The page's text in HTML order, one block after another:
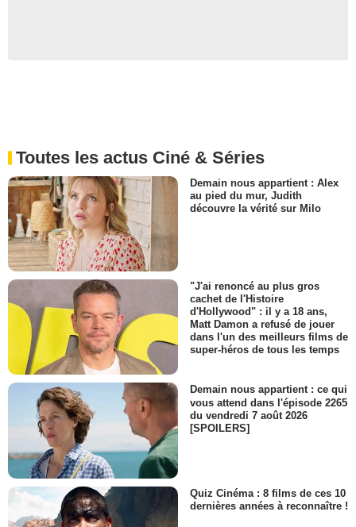
Toutes les actus Ciné & Séries
Demain nous appartient : Alex
au pied du mur, Judith
découvre la vérité sur Milo
"J'ai renoncé au plus gros
cachet de l'Histoire
d'Hollywood" : il y a 18 ans,
Matt Damon a refusé de jouer
dans l'un des meilleurs films de
super-héros de tous les temps
Demain nous appartient : ce qui
vous attend dans l'épisode 2265
du vendredi 7 août 2026
[SPOILERS]
Quiz Cinéma : 8 films de ces 10
dernières années à reconnaître !